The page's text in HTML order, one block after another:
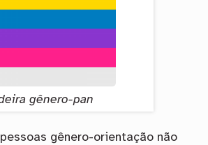
gênero-pan
gênero-orientação não